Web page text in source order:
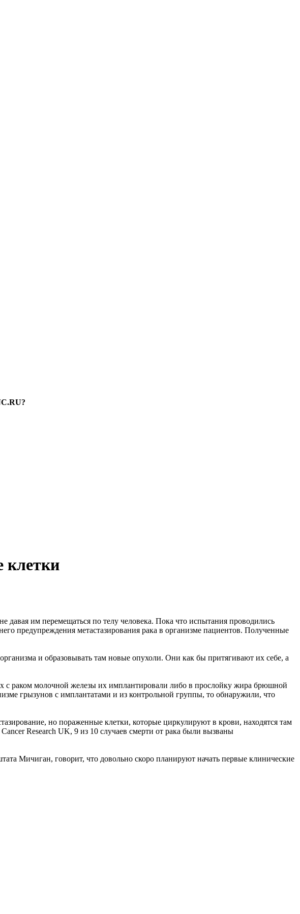
клетки
давая им перемещаться по телу человека. Пока что испытания проводились
предупреждения метастазирования рака в организме пациентов. Полученные
и образовывать там новые опухоли. Они как бы притягивают их себе, а
с раком молочной железы их имплантировали либо в прослойку жира брюшной
грызунов с имплантатами и из контрольной группы, то обнаружили, что
но пораженные клетки, которые циркулируют в крови, находятся там
Research UK, 9 из 10 случаев смерти от рака были вызваны
Мичиган, говорит, что довольно скоро планируют начать первые клинические